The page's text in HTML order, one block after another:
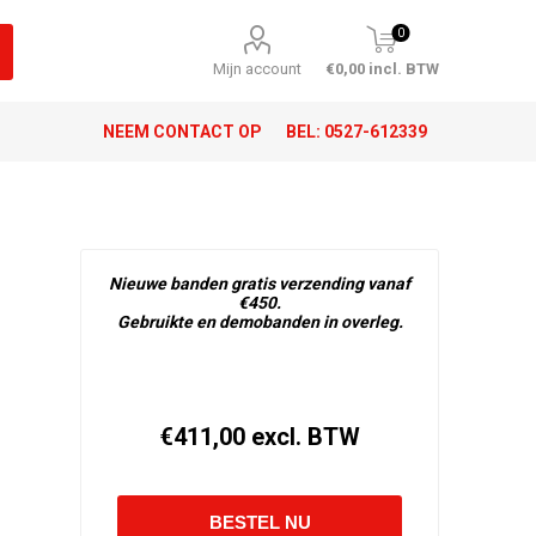
Mijn account
0
€0,00 incl. BTW
NEEM CONTACT OP BEL: 0527-612339
Nieuwe banden gratis verzending vanaf
€450.
Gebruikte en demobanden in overleg.
€411,00 excl. BTW